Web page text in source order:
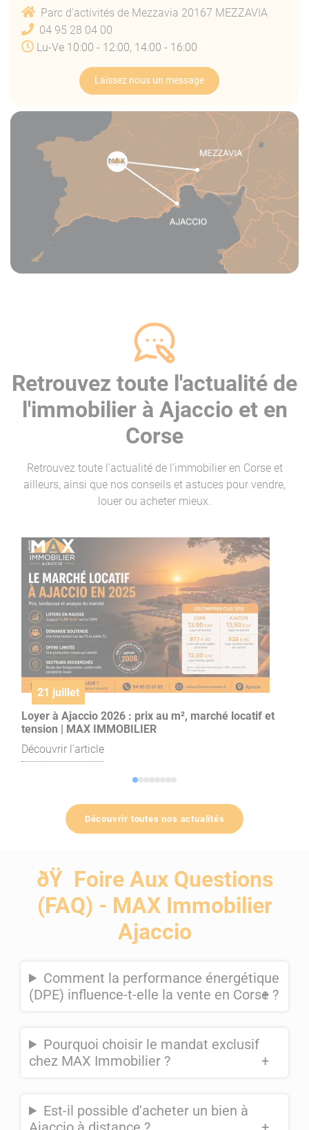
Parc d'activités de Mezzavia 20167 MEZZAVIA
04 95 28 04 00
Lu-Ve 10:00 - 12:00, 14:00 - 16:00
Laissez nous un message
Retrouvez toute l'actualité de
l'immobilier à Ajaccio et en
Corse
Retrouvez toute l’actualité de l'immobilier en Corse et
ailleurs, ainsi que nos conseils et astuces pour vendre,
louer ou acheter mieux.
21 juillet
Loyer à Ajaccio 2026 : prix au m², marché locatif et
tension | MAX IMMOBILIER
Découvrir l'article
Découvrir toutes nos actualités
ðŸ Foire Aux Questions
(FAQ) - MAX Immobilier
Ajaccio
Comment la performance énergétique
(DPE) influence-t-elle la vente en Corse ?
+
Pourquoi choisir le mandat exclusif
chez MAX Immobilier ?
+
Est-il possible d'acheter un bien à